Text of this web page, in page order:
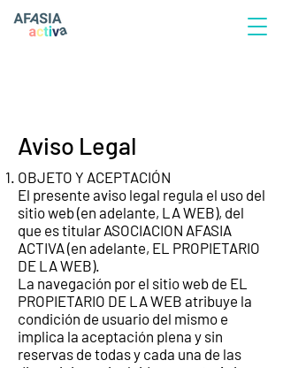
Aviso Legal
OBJETO Y ACEPTACIÓN
El presente aviso legal regula el uso del
sitio web (en adelante, LA WEB), del
que es titular ASOCIACION AFASIA
ACTIVA (en adelante, EL PROPIETARIO
DE LA WEB).
La navegación por el sitio web de EL
PROPIETARIO DE LA WEB atribuye la
condición de usuario del mismo e
implica la aceptación plena y sin
reservas de todas y cada una de las